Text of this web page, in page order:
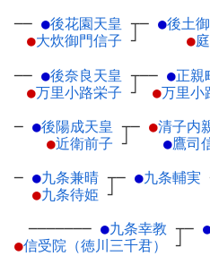
── ●後花園天皇 ┬
●大炊御門信子 ┘
─ ●後土
●
── ●後奈良天皇 ┬
●万里小路栄子 ┘
── ●正親
●万里小
─ ●後陽成天皇 ┬
●近衛前子 ┘
─ ●清子内
●鷹司
─ ●九条兼晴 ┬
●九条待姫 ┘
─ ●九条輔実
─────── ●九条幸教 ┬
●信受院（徳川三千君） ┘
─